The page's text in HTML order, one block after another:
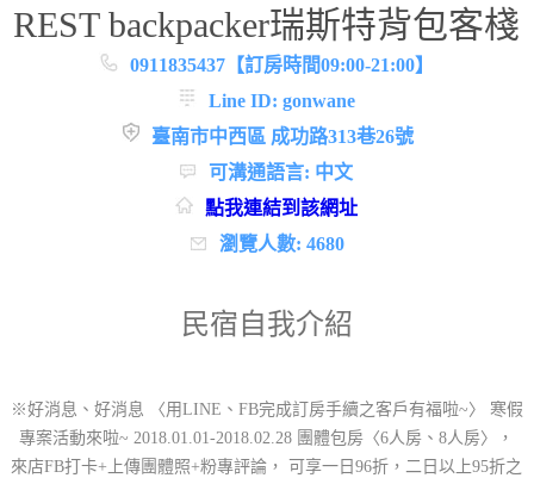
REST backpacker瑞斯特背包客棧
0911835437【訂房時間09:00-21:00】
Line ID: gonwane
臺南市中西區 成功路313巷26號
可溝通語言: 中文
點我連結到該網址
瀏覽人數: 4680
民宿自我介紹
※好消息、好消息 〈用LINE、FB完成訂房手續之客戶有福啦~〉 寒假
專案活動來啦~ 2018.01.01-2018.02.28 團體包房〈6人房、8人房〉，
來店FB打卡+上傳團體照+粉專評論， 可享一日96折，二日以上95折之